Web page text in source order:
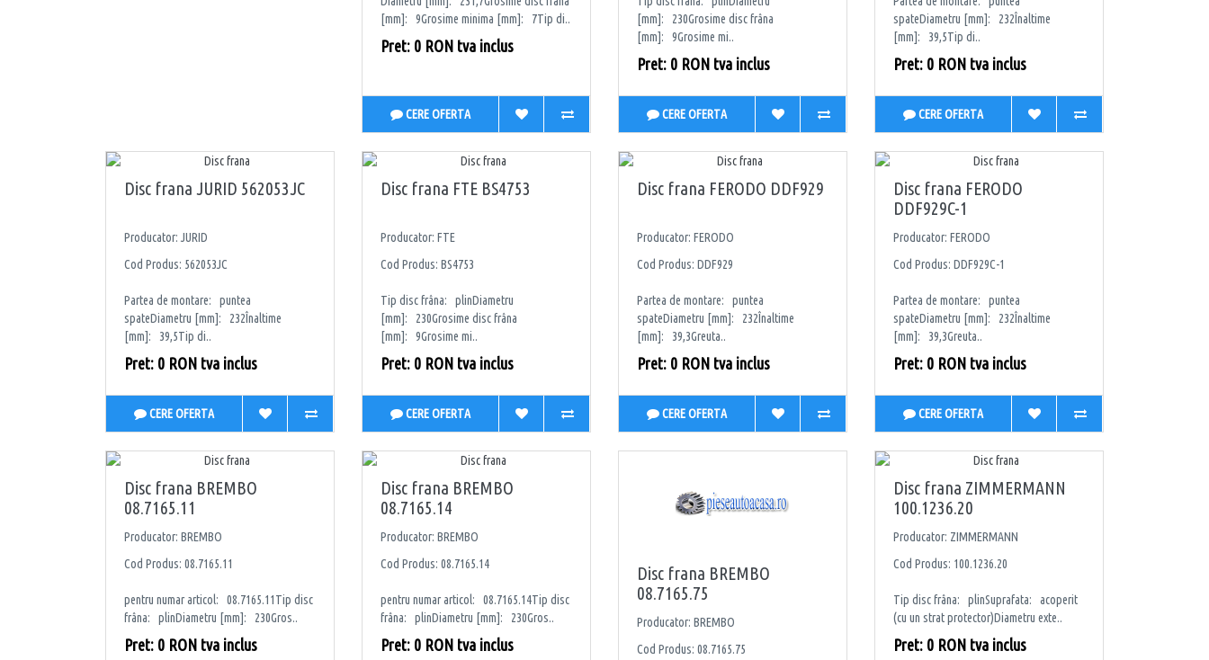
[mm]: 9Grosime minima [mm]: 7Tip di..
Pret: 0 RON tva inclus
CERE OFERTA
[mm]: 230Grosime disc frâna
[mm]: 9Grosime mi..
Pret: 0 RON tva inclus
CERE OFERTA
spateDiametru [mm]: 232Înaltime
[mm]: 39,5Tip di..
Pret: 0 RON tva inclus
CERE OFERTA
Disc frana JURID 562053JC
Producator: JURID
Cod Produs: 562053JC
Partea de montare: puntea
spateDiametru [mm]: 232Înaltime
[mm]: 39,5Tip di..
Pret: 0 RON tva inclus
CERE OFERTA
Disc frana FTE BS4753
Producator: FTE
Cod Produs: BS4753
Tip disc frâna: plinDiametru
[mm]: 230Grosime disc frâna
[mm]: 9Grosime mi..
Pret: 0 RON tva inclus
CERE OFERTA
Disc frana FERODO DDF929
Producator: FERODO
Cod Produs: DDF929
Partea de montare: puntea
spateDiametru [mm]: 232Înaltime
[mm]: 39,3Greuta..
Pret: 0 RON tva inclus
CERE OFERTA
Disc frana FERODO
DDF929C-1
Producator: FERODO
Cod Produs: DDF929C-1
Partea de montare: puntea
spateDiametru [mm]: 232Înaltime
[mm]: 39,3Greuta..
Pret: 0 RON tva inclus
CERE OFERTA
Disc frana BREMBO
08.7165.11
Producator: BREMBO
Cod Produs: 08.7165.11
pentru numar articol: 08.7165.11Tip disc
frâna: plinDiametru [mm]: 230Gros..
Pret: 0 RON tva inclus
Disc frana BREMBO
08.7165.14
Producator: BREMBO
Cod Produs: 08.7165.14
pentru numar articol: 08.7165.14Tip disc
frâna: plinDiametru [mm]: 230Gros..
Pret: 0 RON tva inclus
Disc frana BREMBO
08.7165.75
Producator: BREMBO
Cod Produs: 08.7165.75
Disc frana ZIMMERMANN
100.1236.20
Producator: ZIMMERMANN
Cod Produs: 100.1236.20
Tip disc frâna: plinSuprafata: acoperit
(cu un strat protector)Diametru exte..
Pret: 0 RON tva inclus